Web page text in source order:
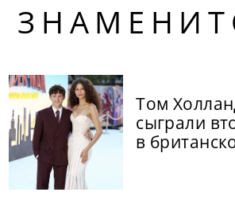
Том
сыграли
в